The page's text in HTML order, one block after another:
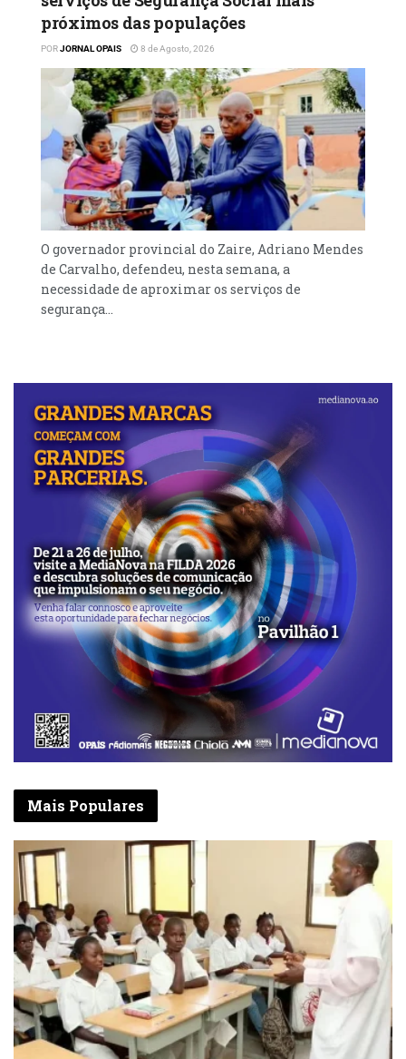
próximos das populações
PORJORNAL OPAIS 8 de Agosto, 2026
O governador provincial do Zaire, Adriano Mendes
de Carvalho, defendeu, nesta semana, a
necessidade de aproximar os serviços de
segurança...
Mais Populares